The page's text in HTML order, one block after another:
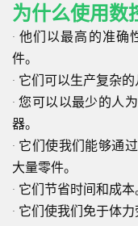
为什么使用数
· 他们以最高的准确
件。
· 它们可以生产复杂
· 您可以以最少的人
器。
· 它们使我们能够通
大量零件。
· 它们节省时间和成本
· 它们使我们免于体力